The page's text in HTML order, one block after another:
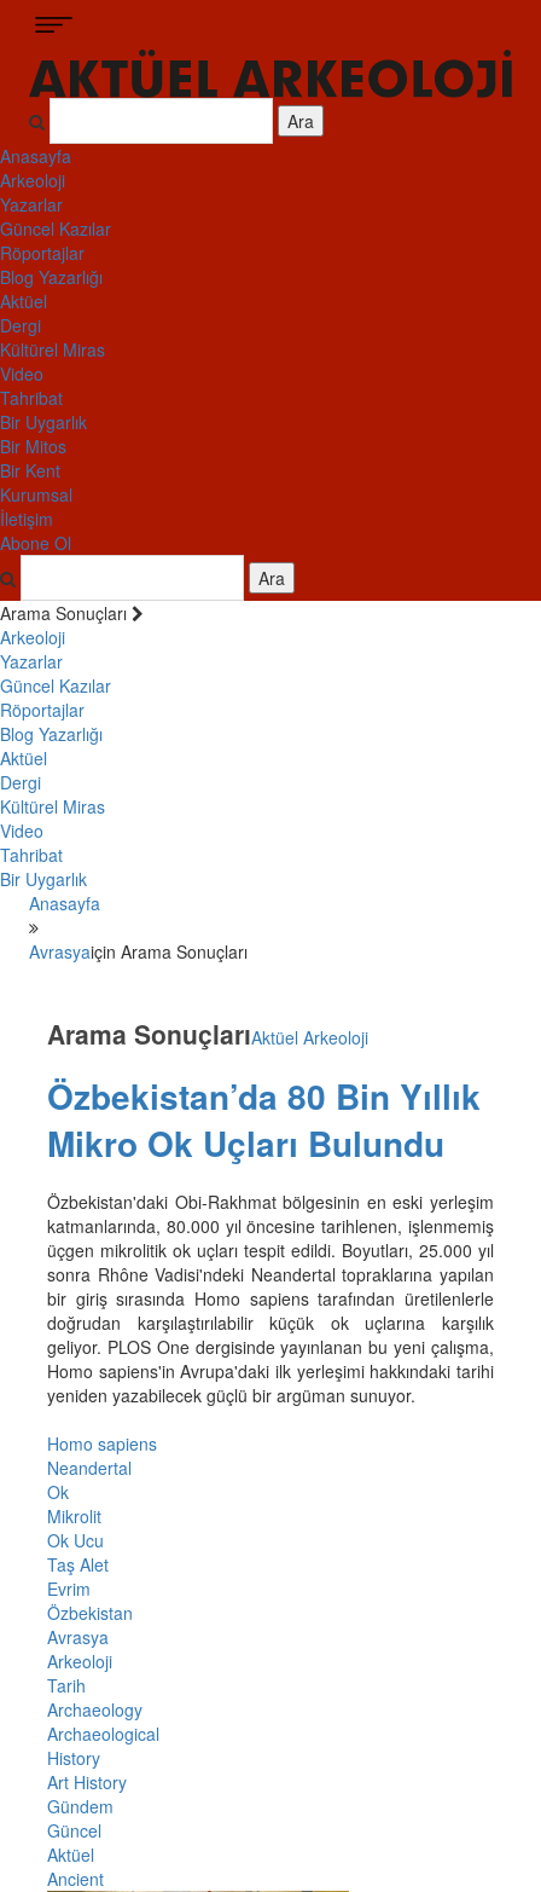
Ara
Anasayfa
Arkeoloji
Yazarlar
Güncel Kazılar
Röportajlar
Blog Yazarlığı
Aktüel
Dergi
Kültürel Miras
Video
Tahribat
Bir Uygarlık
Bir Mitos
Bir Kent
Kurumsal
İletişim
Abone Ol
Ara
Arama Sonuçları
Arkeoloji
Yazarlar
Güncel Kazılar
Röportajlar
Blog Yazarlığı
Aktüel
Dergi
Kültürel Miras
Video
Tahribat
Bir Uygarlık
Anasayfa
Avrasyaiçin Arama Sonuçları
Arama SonuçlarıAktüel Arkeoloji
Özbekistan’da 80 Bin Yıllık
Mikro Ok Uçları Bulundu
Özbekistan'daki Obi-Rakhmat bölgesinin en eski yerleşim
katmanlarında, 80.000 yıl öncesine tarihlenen, işlenmemiş
üçgen mikrolitik ok uçları tespit edildi. Boyutları, 25.000 yıl
sonra Rhône Vadisi'ndeki Neandertal topraklarına yapılan
bir giriş sırasında Homo sapiens tarafından üretilenlerle
doğrudan karşılaştırılabilir küçük ok uçlarına karşılık
geliyor. PLOS One dergisinde yayınlanan bu yeni çalışma,
Homo sapiens'in Avrupa'daki ilk yerleşimi hakkındaki tarihi
yeniden yazabilecek güçlü bir argüman sunuyor.
Homo sapiens
Neandertal
Ok
Mikrolit
Ok Ucu
Taş Alet
Evrim
Özbekistan
Avrasya
Arkeoloji
Tarih
Archaeology
Archaeological
History
Art History
Gündem
Güncel
Aktüel
Ancient